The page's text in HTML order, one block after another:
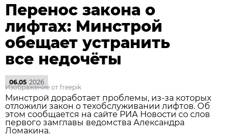
Перенос закона о
лифтах: Минстрой
обещает устранить
все недочёты
06.05 2026
Изображение от freepik
Минстрой доработает проблемы, из‑за которых
отложили закон о техобслуживании лифтов. Об
этом сообщается на сайте РИА Новости со слов
первого замглавы ведомства Александра
Ломакина.